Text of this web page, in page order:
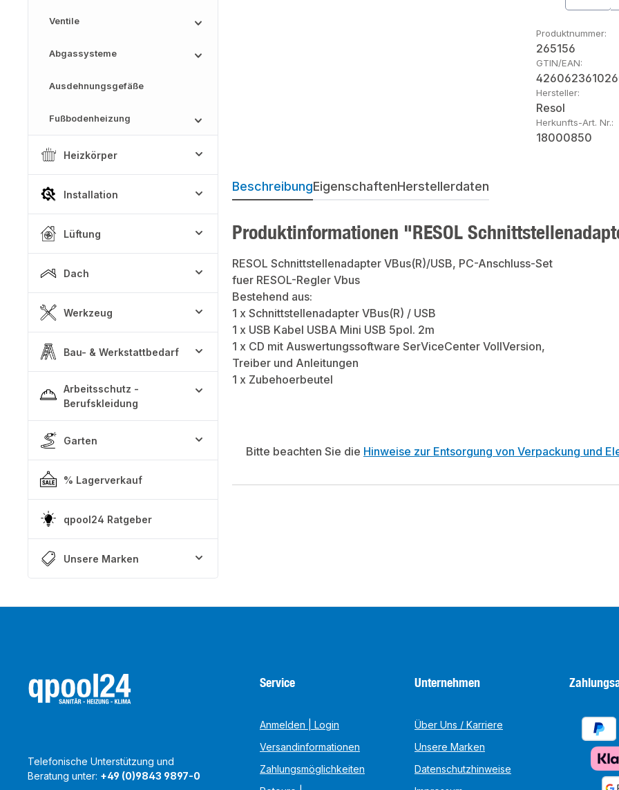
Ventile
Abgassysteme
Ausdehnungsgefäße
Fußbodenheizung
Heizkörper
Installation
Lüftung
Dach
Werkzeug
Bau- & Werkstattbedarf
Arbeitsschutz -
Berufskleidung
Garten
% Lagerverkauf
qpool24 Ratgeber
Unsere Marken
Produktnummer:
265156
GTIN/EAN:
Hersteller:
Resol
Herkunfts-Art. Nr.:
18000850
BeschreibungEigenschaftenHerstellerdaten
Produktinformationen "RESOL
RESOL Schnittstellenadapter VBus(R)/USB, PC-Anschluss-Set
fuer RESOL-Regler Vbus
Bestehend aus:
1 x Schnittstellenadapter VBus(R) / USB
1 x USB Kabel USBA Mini USB 5pol. 2m
1 x CD mit Auswertungssoftware SerViceCenter VollVersion,
Treiber und Anleitungen
1 x Zubehoerbeutel
Bitte beachten Sie die Hinweise zur Entsorgung von Verpackung und
Telefonische Unterstützung und
Beratung unter: +49 (0)9843 9897-0
Service
Anmelden | Login
Versandinformationen
Zahlungsmöglichkeiten
Unternehmen
Über Uns / Karriere
Unsere Marken
Datenschutzhinweise